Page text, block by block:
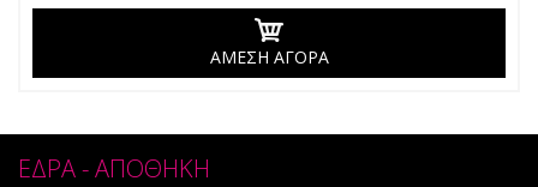
ΑΜΕΣΗ ΑΓΟΡΑ
ΕΔΡΑ - ΑΠΟΘΗΚΗ